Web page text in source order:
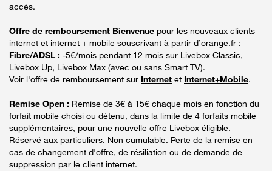
accès.
Offre de remboursement Bienvenue pour les nouveaux clients
internet et internet + mobile souscrivant à partir d’orange.fr :
Fibre/ADSL : -5€/mois pendant 12 mois sur Livebox Classic,
Livebox Up, Livebox Max (avec ou sans Smart TV).
Voir l'offre de remboursement sur Internet et Internet+Mobile.
Remise Open : Remise de 3€ à 15€ chaque mois en fonction du
forfait mobile choisi ou détenu, dans la limite de 4 forfaits mobile
supplémentaires, pour une nouvelle offre Livebox éligible.
Réservé aux particuliers. Non cumulable. Perte de la remise en
cas de changement d'offre, de résiliation ou de demande de
suppression par le client internet.